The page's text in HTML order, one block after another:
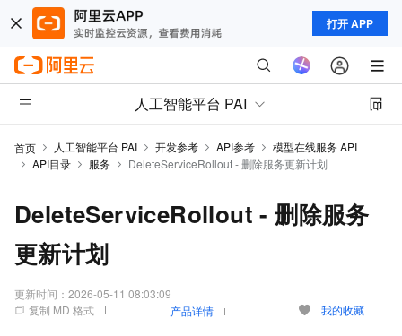
打开 APP
人工智能平台 PAI
首页 人工智能平台 PAI 开发参考 API参考
模型在线服务 API
API目录
服务 DeleteServiceRollout - 删除服务更新计划
DeleteServiceRollout - 删除服务
更新计划
更新时间： 2026-05-11 08:03:09
复制 MD 格式
产品详情 我的收藏